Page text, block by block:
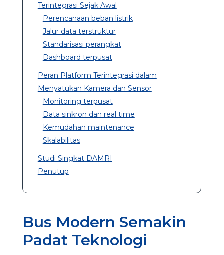
Terintegrasi Sejak Awal
Perencanaan beban listrik
Jalur data terstruktur
Standarisasi perangkat
Dashboard terpusat
Peran Platform Terintegrasi dalam
Menyatukan Kamera dan Sensor
Monitoring terpusat
Data sinkron dan real time
Kemudahan maintenance
Skalabilitas
Studi Singkat DAMRI
Penutup
Bus Modern Semakin
Padat Teknologi